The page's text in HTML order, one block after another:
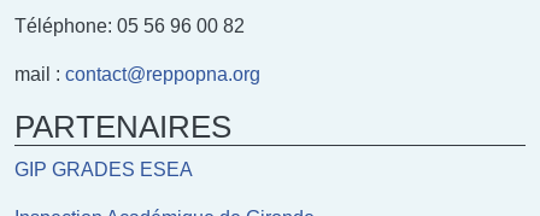
Téléphone: 05 56 96 00 82
mail : contact@reppopna.org
PARTENAIRES
GIP GRADES ESEA